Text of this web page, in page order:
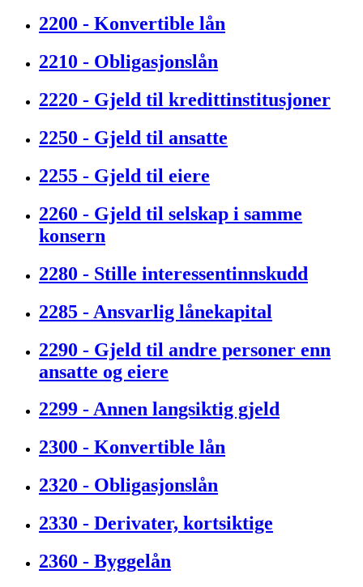
2200 - Konvertible lån
2210 - Obligasjonslån
2220 - Gjeld til kredittinstitusjoner
2250 - Gjeld til ansatte
2255 - Gjeld til eiere
2260 - Gjeld til selskap i samme
konsern
2280 - Stille interessentinnskudd
2285 - Ansvarlig lånekapital
2290 - Gjeld til andre personer enn
ansatte og eiere
2299 - Annen langsiktig gjeld
2300 - Konvertible lån
2320 - Obligasjonslån
2330 - Derivater, kortsiktige
2360 - Byggelån